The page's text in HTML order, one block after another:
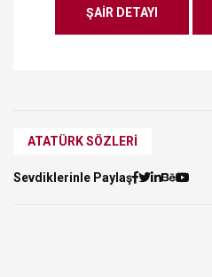
ŞAIR DETAYI
ATATÜRK SÖZLERI
Sevdiklerinle Paylaş